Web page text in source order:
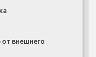
внешнего